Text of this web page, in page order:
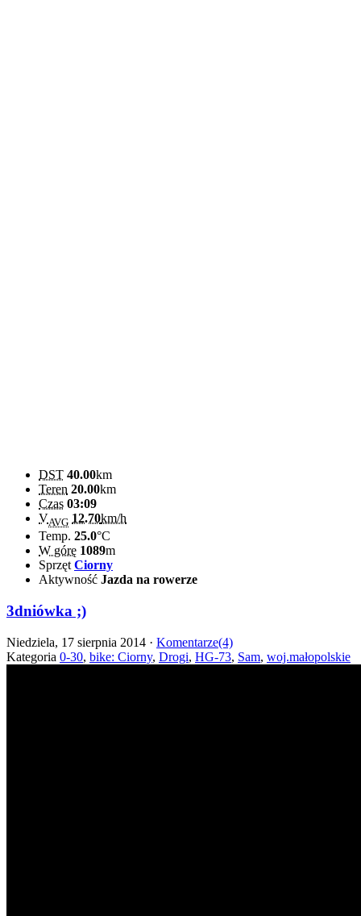
DST 40.00km
Teren 20.00km
Czas 03:09
VAVG 12.70km/h
Temp. 25.0°C
W górę 1089m
Sprzęt Ciorny
Aktywność Jazda na rowerze
3dniówka ;)
Niedziela, 17 sierpnia 2014 · Komentarze(4)
Kategoria 0-30, bike: Ciorny, Drogi, HG-73, Sam, woj.małopolskie